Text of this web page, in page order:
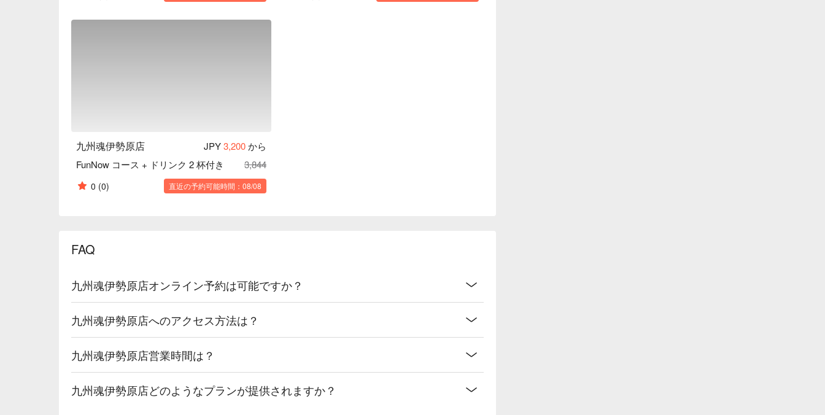
九州魂伊勢原店 JPY3,200から
FunNow コース + ドリンク 2 杯付き
3,844
0 (0) 直近の予約可能時間：08/08
FAQ
九州魂伊勢原店オンライン予約は可能ですか？
九州魂伊勢原店へのアクセス方法は？
九州魂伊勢原店営業時間は？
九州魂伊勢原店どのようなプランが提供されますか？